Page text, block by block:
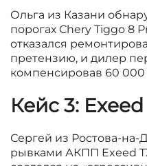
Ольга из Казани
порогах Chery Tiggo 8
отказался
претензию, и дилер
компенсировав 60 000
Кейс 3:
Сергей из Ростова-на-
рывками АКПП Exeed